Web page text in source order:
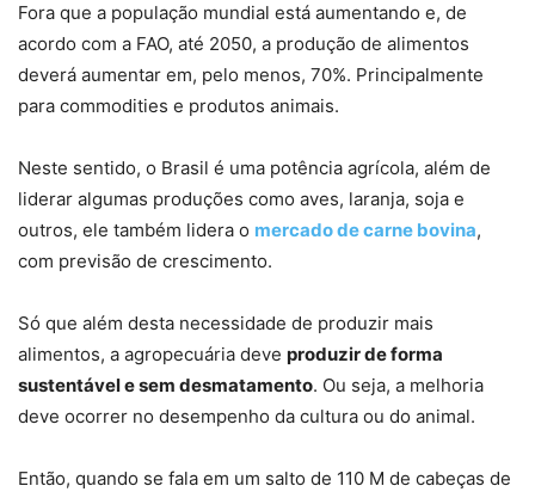
Fora que a população mundial está aumentando e, de
acordo com a FAO, até 2050, a produção de alimentos
deverá aumentar em, pelo menos, 70%. Principalmente
para commodities e produtos animais.
Neste sentido, o Brasil é uma potência agrícola, além de
liderar algumas produções como aves, laranja, soja e
outros, ele também lidera o mercado de carne bovina,
com previsão de crescimento.
Só que além desta necessidade de produzir mais
alimentos, a agropecuária deve produzir de forma
sustentável e sem desmatamento. Ou seja, a melhoria
deve ocorrer no desempenho da cultura ou do animal.
Então, quando se fala em um salto de 110 M de cabeças de